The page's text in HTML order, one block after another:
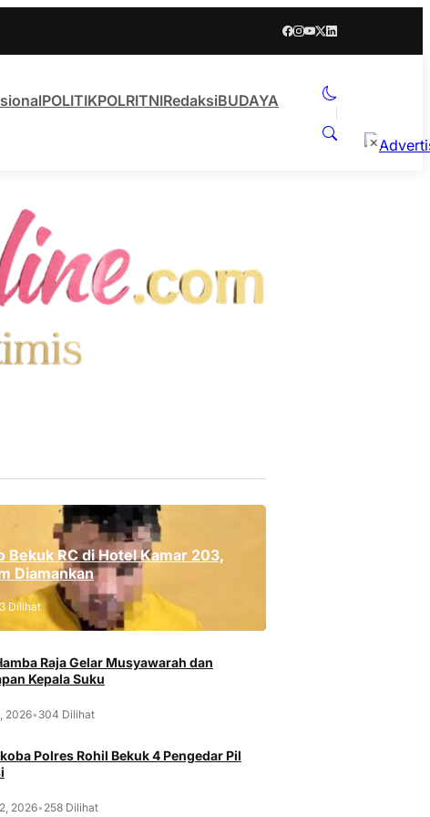
POLITIKPOLRITNIRedaksiBUDAYA
Bekuk RC di Hotel Kamar 203,
Diamankan
Dilihat
Raja Gelar Musyawarah dan
Kepala Suku
2026• 304 Dilihat
Polres Rohil Bekuk 4 Pengedar Pil
2026• 258 Dilihat
×